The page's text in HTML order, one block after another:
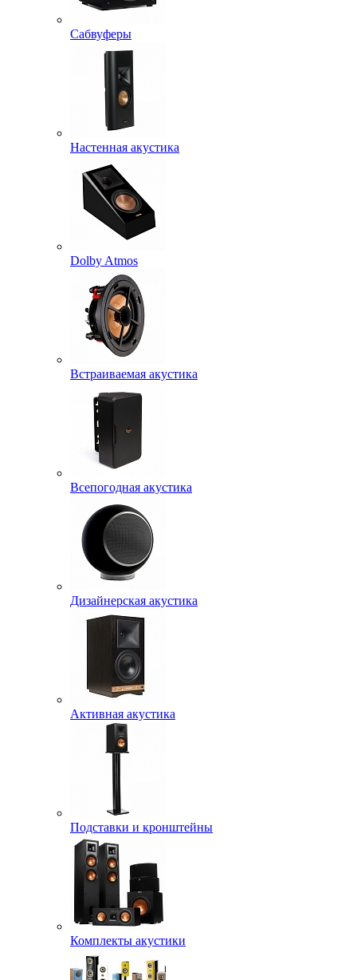
Сабвуферы
Настенная акустика
Dolby Atmos
Встраиваемая акустика
Всепогодная акустика
Дизайнерская акустика
Активная акустика
Подставки и кронштейны
Комплекты акустики